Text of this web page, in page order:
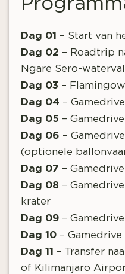
Dag 01 – Start van
Dag 02 – Roadtrip
Ngare Sero-
Dag 03 –
Dag 04 –
Dag 05 –
Dag 06 –
(optionele
Dag 07 –
Dag 08 –
krater
Dag 09 –
Dag 10 –
Dag 11 – Transfer
of Kilimanjaro